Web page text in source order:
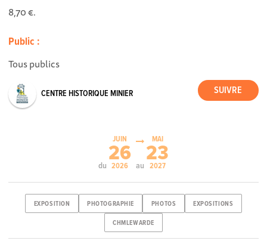
8,70 €.
Public :
Tous publics
CENTRE HISTORIQUE MINIER
du
JUIN
26
2026 au
MAI
23
2027
EXPOSITION PHOTOGRAPHIE PHOTOS EXPOSITIONS
CHMLEWARDE